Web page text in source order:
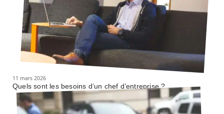
11 mars 2026
Quels sont les besoins d’un chef d’entreprise ?